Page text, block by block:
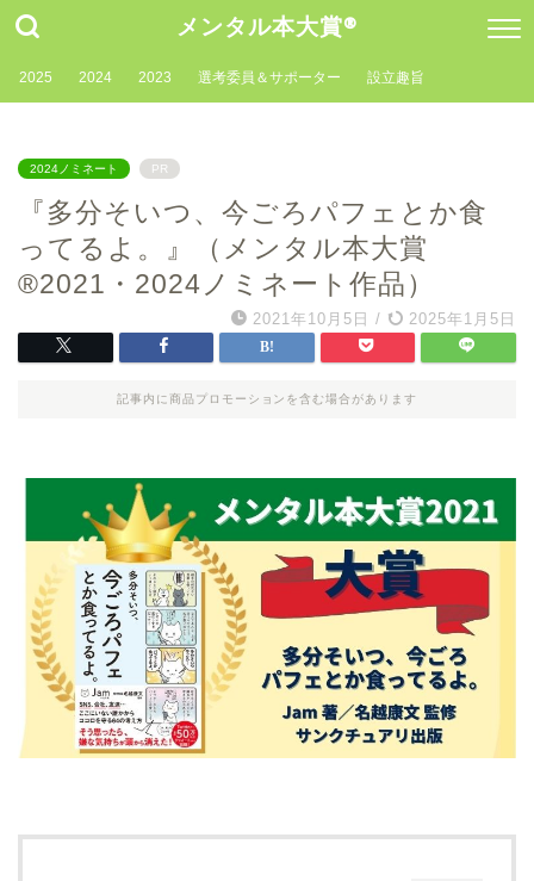
メンタル本大賞®
2025 2024 2023 選考委員＆サポーター 設立趣旨
2024ノミネート PR
『多分そいつ、今ごろパフェとか食
ってるよ。』（メンタル本大賞
®2021・2024ノミネート作品）
2021年10月5日 / 2025年1月5日
記事内に商品プロモーションを含む場合があります